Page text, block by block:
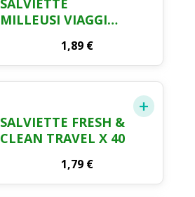
SALVIETTE
MILLEUSI VIAGGIO
SWIPPIES X 20
1,89 €
SALVIETTE FRESH &
CLEAN TRAVEL X 40
1,79 €